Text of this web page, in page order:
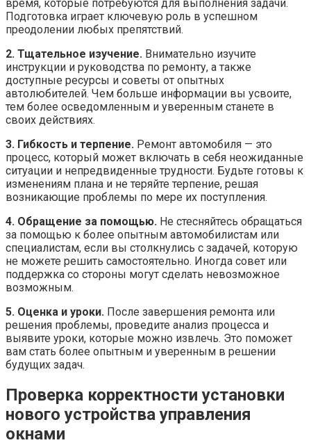
время, которые потребуются для выполнения задачи.
Подготовка играет ключевую роль в успешном
преодолении любых препятствий.
2. Тщательное изучение. Внимательно изучите
инструкции и руководства по ремонту, а также
доступные ресурсы и советы от опытных
автолюбителей. Чем больше информации вы усвоите,
тем более осведомленным и уверенным станете в
своих действиях.
3. Гибкость и терпение. Ремонт автомобиля — это
процесс, который может включать в себя неожиданные
ситуации и непредвиденные трудности. Будьте готовы к
изменениям плана и не теряйте терпение, решая
возникающие проблемы по мере их поступления.
4. Обращение за помощью. Не стесняйтесь обращаться
за помощью к более опытным автомобилистам или
специалистам, если вы столкнулись с задачей, которую
не можете решить самостоятельно. Иногда совет или
поддержка со стороны могут сделать невозможное
возможным.
5. Оценка и уроки. После завершения ремонта или
решения проблемы, проведите анализ процесса и
выявите уроки, которые можно извлечь. Это поможет
вам стать более опытным и уверенным в решении
будущих задач.
Проверка корректности установки
нового устройства управления
окнами